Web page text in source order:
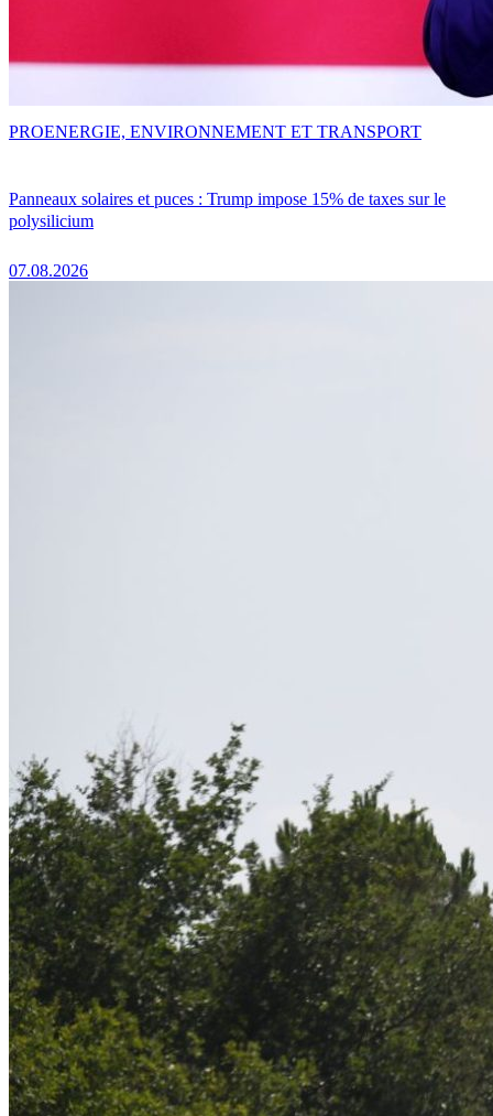
Panneaux solaires et puces : Trump impose 15% de taxes sur le
polysilicium
07.08.2026
PROENERGIE, ENVIRONNEMENT ET TRANSPORT